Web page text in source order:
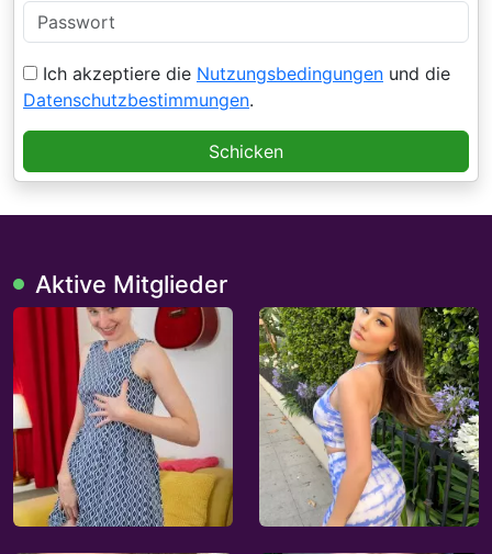
Ich akzeptiere die Nutzungsbedingungen und die
Datenschutzbestimmungen.
Schicken
Aktive Mitglieder